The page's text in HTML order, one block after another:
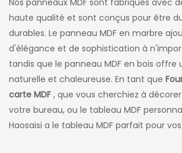
haute qualité et sont conçus pour être
durables. Le panneau MDF en marbre
d'élégance et de sophistication à
tandis que le panneau MDF en bois offre
naturelle et chaleureuse. En tant que
carte MDF , que vous cherchiez à
votre bureau, ou le tableau MDF
Haosaisi a le tableau MDF parfait pour